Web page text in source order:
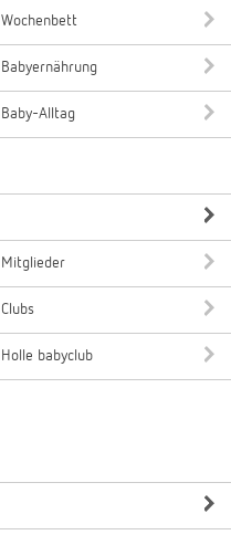
Wochenbett
Babyernährung
Baby-Alltag
Mitglieder
Clubs
Holle babyclub